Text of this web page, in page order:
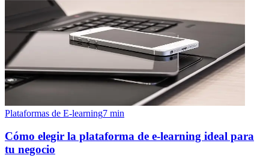
Plataformas de E-learning7 min
Cómo elegir la plataforma de e-learning ideal para
tu negocio